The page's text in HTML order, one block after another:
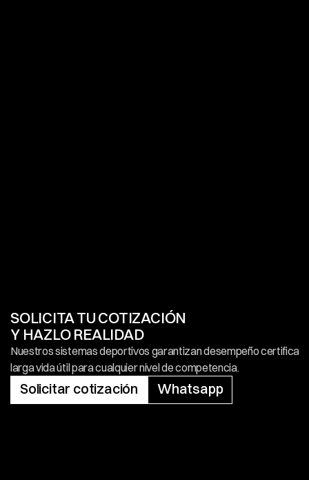
SOLICITA TU COTIZACIÓN
Y HAZLO REALIDAD
Nuestros sistemas deportivos garantizan desempeño
larga vida útil para cualquier nivel de competencia.
Solicitar cotización
Solicitar cotización
Whatsapp
Whatsapp